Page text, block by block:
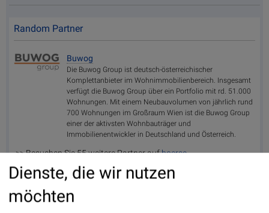
Random Partner
Buwog
Die Buwog Group ist deutsch-österreichischer
Komplettanbieter im Wohnimmobilienbereich. Insgesamt
verfügt die Buwog Group über ein Portfolio mit rd. 51.000
Wohnungen. Mit einem Neubauvolumen von jährlich rund
700 Wohnungen im Großraum Wien ist die Buwog Group
einer der aktivsten Wohnbauträger und
Immobilienentwickler in Deutschland und Österreich.
>> Besuchen Sie 55 weitere Partner aufboerse-
social.com/partner
Dienste, die wir nutzen
möchten